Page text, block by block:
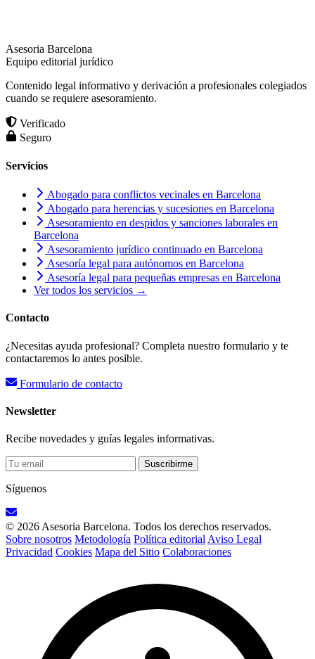
Asesoria Barcelona
Equipo editorial jurídico
Contenido legal informativo y derivación a profesionales colegiados
cuando se requiere asesoramiento.
Verificado
Seguro
Servicios
Abogado para conflictos vecinales en Barcelona
Abogado para herencias y sucesiones en Barcelona
Asesoramiento en despidos y sanciones laborales en
Barcelona
Asesoramiento jurídico continuado en Barcelona
Asesoría legal para autónomos en Barcelona
Asesoría legal para pequeñas empresas en Barcelona
Ver todos los servicios →
Contacto
¿Necesitas ayuda profesional? Completa nuestro formulario y te
contactaremos lo antes posible.
Formulario de contacto
Newsletter
Recibe novedades y guías legales informativas.
Suscribirme
Síguenos
© 2026 Asesoria Barcelona. Todos los derechos reservados.
Sobre nosotros Metodología Política editorial Aviso Legal
Privacidad Cookies Mapa del Sitio Colaboraciones